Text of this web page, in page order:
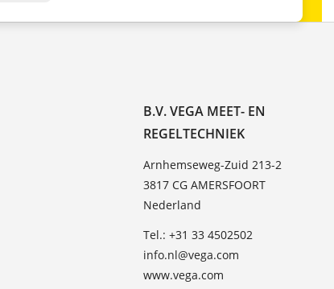
B.V. VEGA MEET- EN
REGELTECHNIEK
Arnhemseweg-Zuid 213-2
3817 CG AMERSFOORT
Nederland
Tel.: +31 33 4502502
info.nl@vega.com
www.vega.com